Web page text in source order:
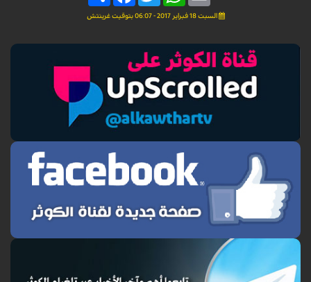
السبت 18 فبراير 2017 - 06:07 بتوقيت غرينتش